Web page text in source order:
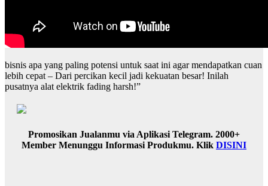
bisnis apa yang paling potensi untuk saat ini agar mendapatkan cuan
lebih cepat – Dari percikan kecil jadi kekuatan besar! Inilah
pusatnya alat elektrik fading harsh!”
Promosikan Jualanmu via Aplikasi Telegram. 2000+
Member Menunggu Informasi Produkmu. Klik DISINI